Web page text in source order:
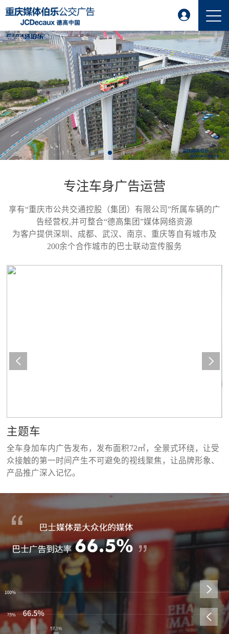
专注车身广告运营
享有“重庆市公共交通控股（集团）有限公司”所属车辆的广
告经营权,并可整合“德高集团”媒体网络资源
为客户提供深圳、成都、武汉、南京、重庆等自有城市及
200余个合作城市的巴士联动宣传服务
主题车
全车身加车内广告发布，发布面积72㎡，全景式环绕，让受
众接触的第一时间产生不可避免的视线聚焦，让品牌形象、
产品推广深入记忆。